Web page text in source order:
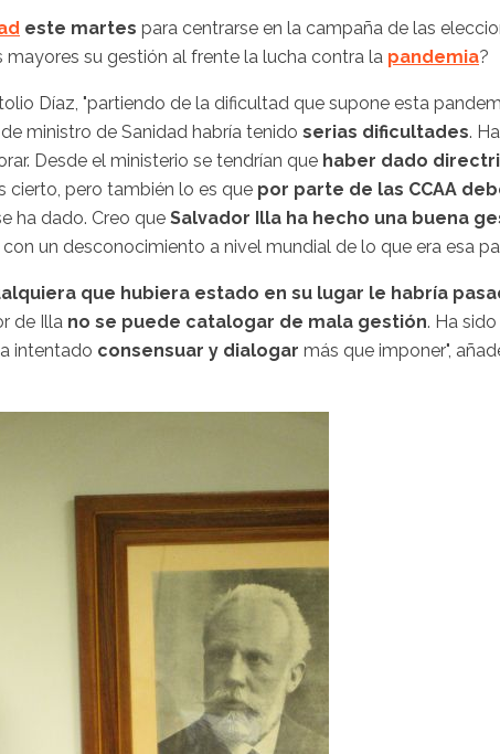
​ este martes para centrarse en la campaña de las
su gestión al frente la lucha contra la pandemia?
Díaz, "partiendo de la dificultad que supone esta
ministro de Sanidad habría tenido serias dificultades.
Desde el ministerio se tendrían que haber dado
cierto, pero también lo es que por parte de las CCAA
ha dado. Creo que Salvador Illa ha hecho una buena
con un desconocimiento a nivel mundial de lo que era esa
que hubiera estado en su lugar le habría
de Illa no se puede catalogar de mala gestión. Ha
intentado consensuar y dialogar más que imponer",